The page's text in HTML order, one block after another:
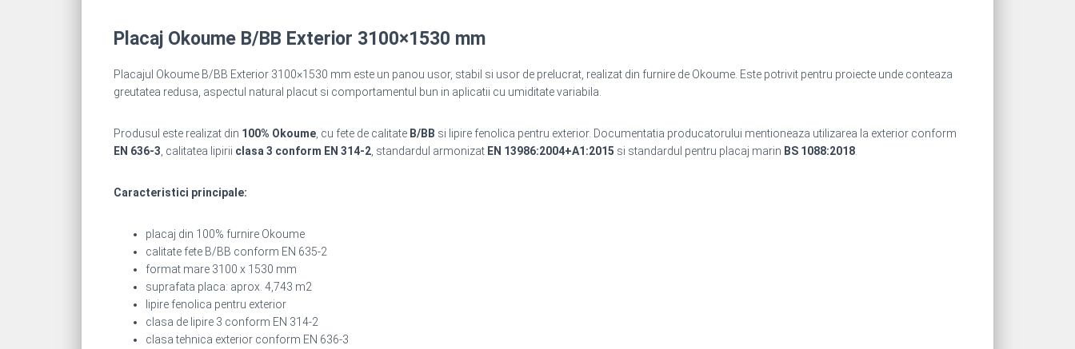
Placaj Okoume B/BB Exterior 3100×1530 mm
Placajul Okoume B/BB Exterior 3100×1530 mm este un panou usor, stabil si usor de prelucrat, realizat din furnire de Okoume. Este potrivit pentru proiecte unde conteaza
greutatea redusa, aspectul natural placut si comportamentul bun in aplicatii cu umiditate variabila.
Produsul este realizat din 100% Okoume , cu fete de calitate B/BB si lipire fenolica pentru exterior. Documentatia producatorului mentioneaza utilizarea la exterior conform
EN 636-3 , calitatea lipirii clasa 3 conform EN 314-2 , standardul armonizat EN 13986:2004+A1:2015 si standardul pentru placaj marin BS 1088:2018
Caracteristici principale:
placaj din 100% furnire Okoume
calitate fete B/BB conform EN 635-2
format mare 3100 x 1530 mm
suprafata placa: aprox. 4,743 m2
lipire fenolica pentru exterior
clasa de lipire 3 conform EN 314-2
clasa tehnica exterior conform EN 636-3